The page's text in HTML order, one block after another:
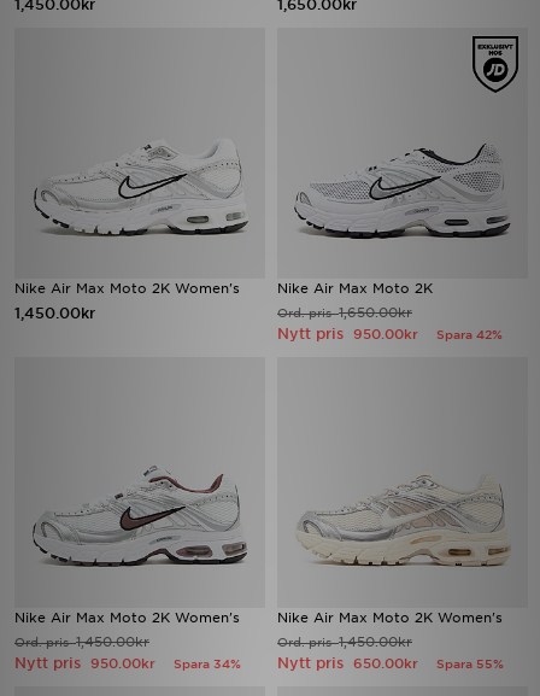
1,450.00kr 1,650.00kr
Nike Air Max Moto 2K Women's
1,450.00kr
Nike Air Max Moto 2K
Ord. pris1,650.00kr
Nytt pris 950.00kr Spara 42%
Nike Air Max Moto 2K Women's
Ord. pris1,450.00kr
Nytt pris 950.00kr Spara 34%
Nike Air Max Moto 2K Women's
Ord. pris1,450.00kr
Nytt pris 650.00kr Spara 55%